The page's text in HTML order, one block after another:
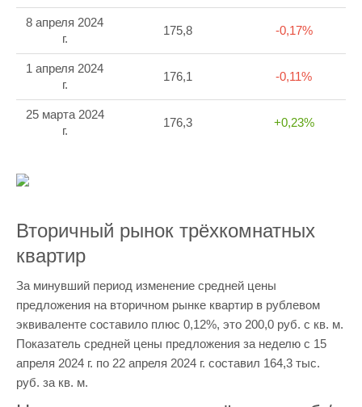
8 апреля 2024
г.
175,8 -0,17%
1 апреля 2024
г.
176,1 -0,11%
25 марта 2024
г.
176,3 +0,23%
Вторичный рынок трёхкомнатных
квартир
За минувший период изменение средней цены
предложения на вторичном рынке квартир в рублевом
эквиваленте составило плюс 0,12%, это 200,0 руб. с кв. м.
Показатель средней цены предложения за неделю с 15
апреля 2024 г. по 22 апреля 2024 г. составил 164,3 тыс.
руб. за кв. м.